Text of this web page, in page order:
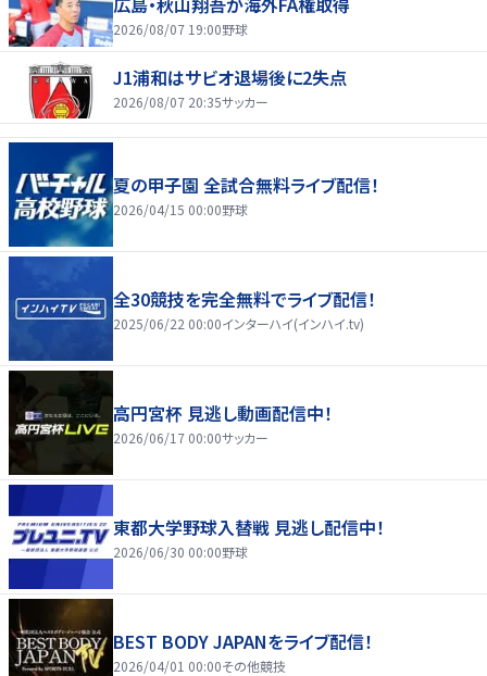
2026/08/07 19:00野球
J1浦和はサビオ退場後に2失点
2026/08/07 20:35サッカー
夏の甲子園 全試合無料ライブ配信！
2026/04/15 00:00野球
全30競技を完全無料でライブ配信！
2025/06/22 00:00インターハイ(インハイ.tv)
高円宮杯 見逃し動画配信中！
2026/06/17 00:00サッカー
東都大学野球入替戦 見逃し配信中！
2026/06/30 00:00野球
BEST BODY JAPANをライブ配信！
2026/04/01 00:00その他競技